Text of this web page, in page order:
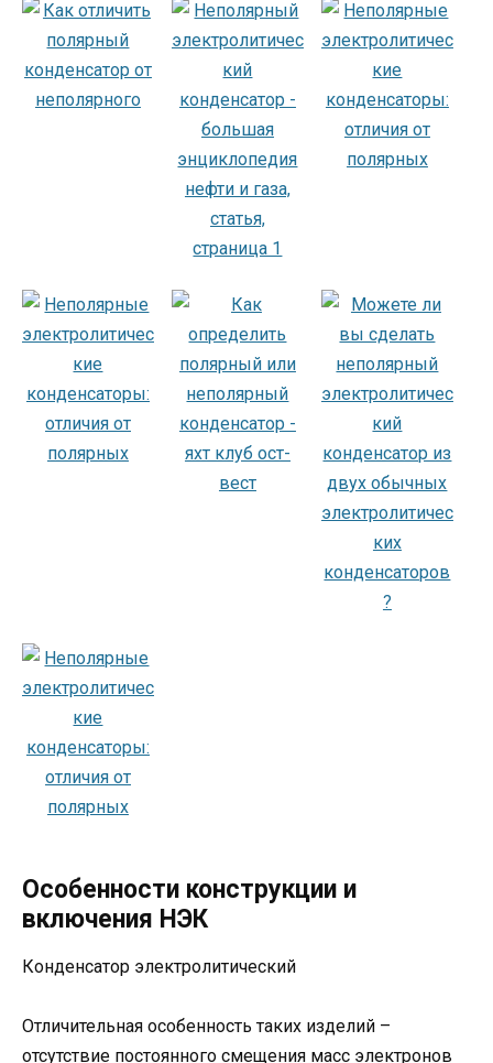
Особенности конструкции и
включения НЭК
Конденсатор электролитический
Отличительная особенность таких изделий –
отсутствие постоянного смещения масс электронов